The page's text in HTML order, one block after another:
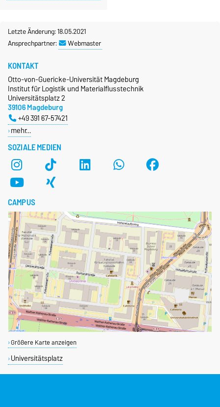
Letzte Änderung: 18.05.2021
Ansprechpartner:
Webmaster
SOZIALE MEDIEN
KONTAKT
Otto-von-Guericke-Universität Magdeburg
Institut für Logistik und Materialflusstechnik
Universitätsplatz 2
39106 Magdeburg
+49 391 67-57421
mehr…
CAMPUS
Größere Karte anzeigen
Universitätsplatz